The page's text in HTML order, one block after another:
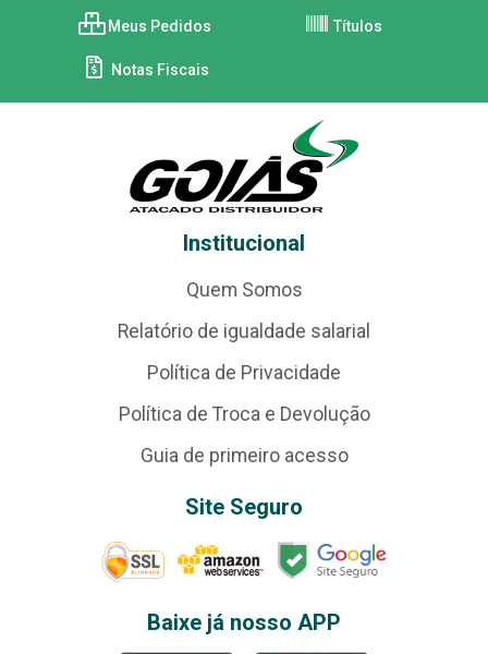
Meus Pedidos Títulos
Notas Fiscais
Institucional
Quem Somos
Relatório de igualdade salarial
Política de Privacidade
Política de Troca e Devolução
Guia de primeiro acesso
Site Seguro
Baixe já nosso APP